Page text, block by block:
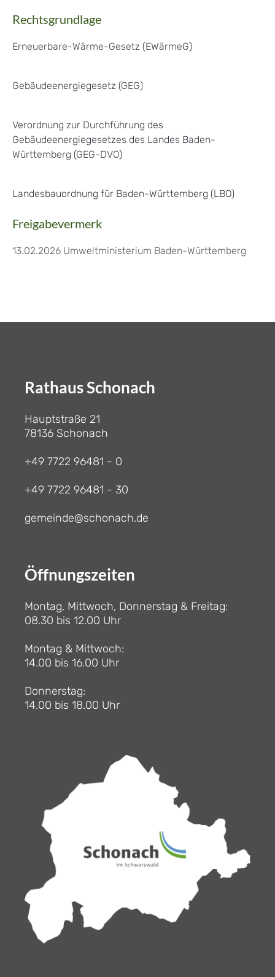
Rechtsgrundlage
Erneuerbare-Wärme-Gesetz (EWärmeG)
Gebäudeenergiegesetz (GEG)
Verordnung zur Durchführung des
Gebäudeenergiegesetzes des Landes Baden-
Württemberg (GEG-DVO)
Landesbauordnung für Baden-Württemberg (LBO)
Freigabevermerk
13.02.2026 Umweltministerium Baden-Württemberg
Rathaus Schonach
Hauptstraße 21
78136 Schonach
+49 7722 96481 - 0
+49 7722 96481 - 30
gemeinde@schonach.de
Öffnungszeiten
Montag, Mittwoch, Donnerstag & Freitag:
08.30 bis 12.00 Uhr
Montag & Mittwoch:
14.00 bis 16.00 Uhr
Donnerstag:
14.00 bis 18.00 Uhr